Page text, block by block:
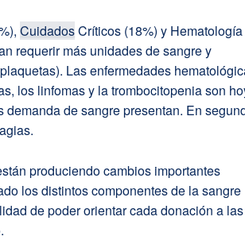
CuidadosCríticos (18%) y Hematología
requerir más unidades de sangre y
Las enfermedades
los linfomas y la trombocitopenia son
de sangre presentan. En
produciendo cambios importantes
los distintos componentes de la sangre
de poder orientar cada donación a las